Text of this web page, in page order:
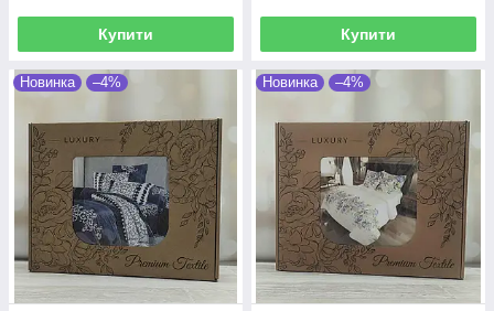
Купити Купити
Новинка –4% Новинка –4%